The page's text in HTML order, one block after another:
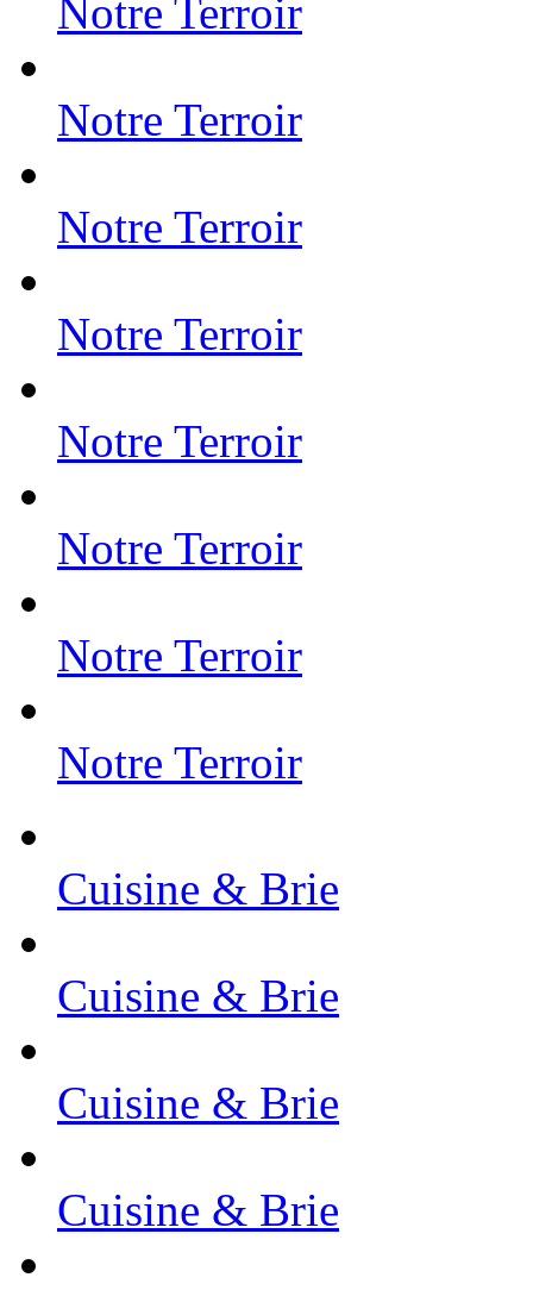
Notre Terroir
Notre Terroir
Notre Terroir
Notre Terroir
Notre Terroir
Notre Terroir
Notre Terroir
Notre Terroir
Cuisine & Brie
Cuisine & Brie
Cuisine & Brie
Cuisine & Brie